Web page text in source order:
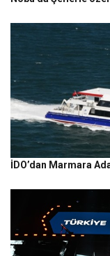
İDO’dan Marmara